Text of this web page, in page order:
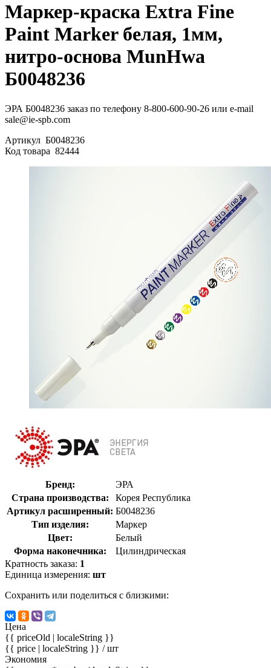
Маркер-краска Extra Fine
Paint Marker белая, 1мм,
нитро-основа MunHwa
Б0048236
ЭРА Б0048236 заказ по телефону 8-800-600-90-26 или e-mail
sale@ie-spb.com
Артикул Б0048236
Код товара 82444
Бренд:
ЭРА
Страна производства:
Корея Республика
Артикул расширенный: Б0048236
Тип изделия:
Маркер
Цвет:
Белый
Форма наконечника:
Цилиндрическая
Кратность заказа: 1
Единица измерения: шт
Сохранить или поделиться с близкими:
Цена
{{ priceOld | localeString }}
{{ price | localeString }} / шт
Экономия